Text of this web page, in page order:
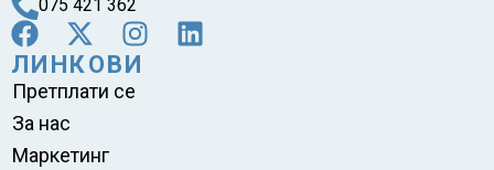
075 421 362
ЛИНКОВИ
Претплати се
За нас
Маркетинг